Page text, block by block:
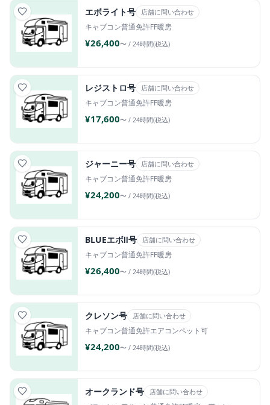
エボライト号 店舗に問い合わせ
キャブコン普通免許FF暖房
¥26,400〜 / 24時間(税込)
レジストロ号 店舗に問い合わせ
キャブコン普通免許FF暖房
¥17,600〜 / 24時間(税込)
ジャーニー号 店舗に問い合わせ
キャブコン普通免許FF暖房
¥24,200〜 / 24時間(税込)
BLUEエボⅡ号 店舗に問い合わせ
キャブコン普通免許FF暖房
¥26,400〜 / 24時間(税込)
クレソン号 店舗に問い合わせ
キャブコン普通免許エアコンペット可
¥24,200〜 / 24時間(税込)
オークランド号 店舗に問い合わせ